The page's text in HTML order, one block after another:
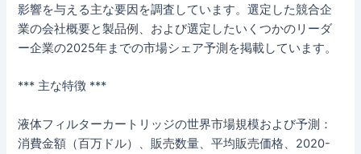
影響を与える主な要因を調査しています。選定した競合企
業の会社概要と製品例、および選定したいくつかのリーダ
ー企業の2025年までの市場シェア予測を掲載しています。
*** 主な特徴 ***
液体フィルターカートリッジの世界市場規模および予測：
消費金額（百万ドル）、販売数量、平均販売価格、2020-